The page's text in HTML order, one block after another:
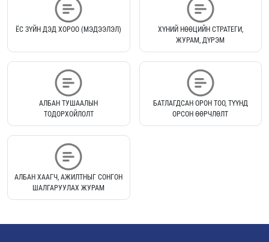
ЁС ЗҮЙН ДЭД ХОРОО (МЭДЭЭЛЭЛ)
ХҮНИЙ НӨӨЦИЙН СТРАТЕГИ,
ЖУРАМ, ДҮРЭМ
АЛБАН ТУШААЛЫН
ТОДОРХОЙЛОЛТ
БАТЛАГДСАН ОРОН ТОО, ТҮҮНД
ОРСОН ӨӨРЧЛӨЛТ
АЛБАН ХААГЧ, АЖИЛТНЫГ СОНГОН
ШАЛГАРУУЛАХ ЖУРАМ